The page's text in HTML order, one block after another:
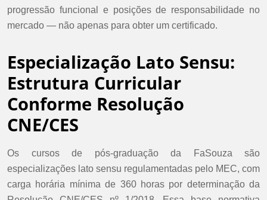
progressão funcional e posições de responsabilidade no
mercado — não apenas para obter um certificado.
Especialização Lato Sensu:
Estrutura Curricular
Conforme Resolução
CNE/CES
Os cursos de pós-graduação da FaSouza são
especializações lato sensu regulamentadas pelo MEC, com
carga horária mínima de 360 horas por determinação da